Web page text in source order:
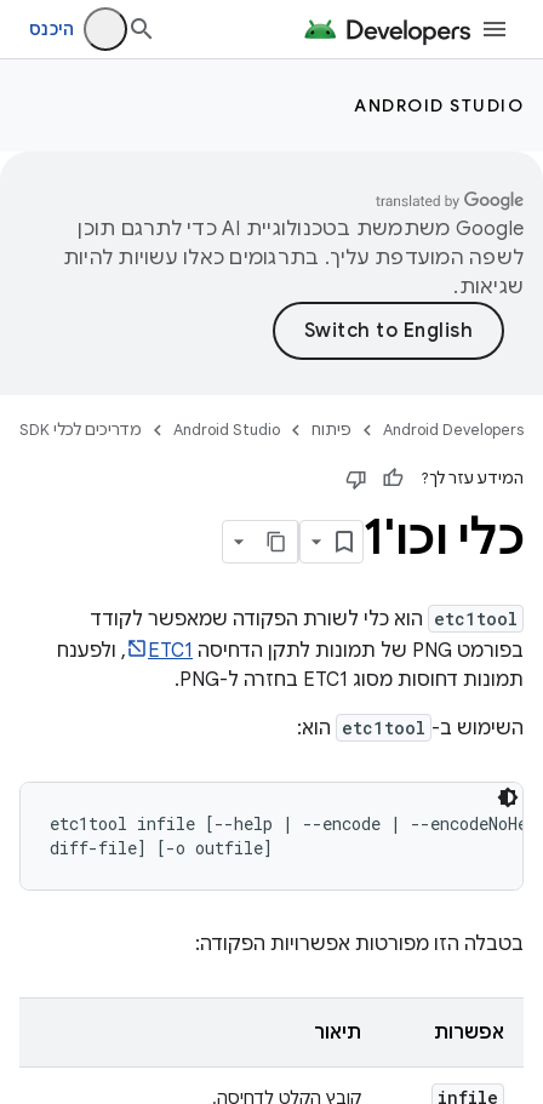
היכנס
ANDROID STUDIO
‫Google משתמשת בטכנולוגיית AI כדי לתרגם תוכן
לשפה המועדפת עליך. בתרגומים כאלו עשויות להיות
שגיאות.
Android Developers פיתוח Android Studio מדריכים לכלי SDK
המידע עזר לך?
כלי וכו'1
etc1tool הוא כלי לשורת הפקודה שמאפשר לקודד
בפורמט PNG של תמונות לתקן הדחיסה
ETC1
, ולפענח
תמונות דחוסות מסוג ETC1 בחזרה ל-PNG.
השימוש ב- etc1tool הוא:
etc1tool infile [--help | --encode | --
diff-file] [-o outfile]
בטבלה הזו מפורטות אפשרויות הפקודה:
אפשרות תיאור
infile קובץ הקלט לדחיסה.